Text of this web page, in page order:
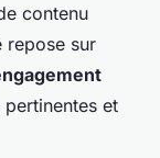
contenu
repose sur
et